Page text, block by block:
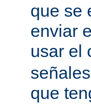
que se
enviar
usar el
que